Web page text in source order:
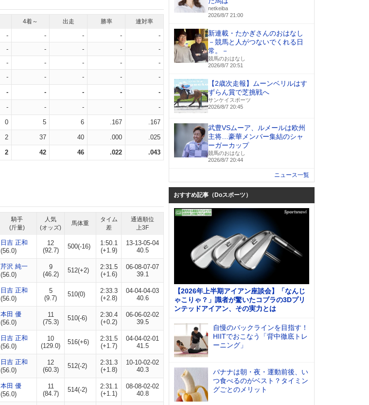
4着～ 出走 勝率 連対率
- - - -
-
- - - -
-
- - - -
-
- - - - -
- - - - -
- - - - -
0 5 6 .167 .167
2 37 40 .000 .025
2 42 46 .022 .043
騎手
(斤量)
人気
(オッズ)
馬体重
タイム
差
通過順位
上3F
日吉 正和
(56.0)
12
(92.7)
500(-16)
1:50.1
(+1.9)
13-13-05-04
40.5
芹沢 純一
(56.0)
9
(46.2)
512(+2)
2:31.5
(+1.6)
06-08-07-07
39.1
日吉 正和
(56.0)
5
(9.7)
510(0)
2:33.3
(+2.8)
04-04-04-03
40.6
本田 優
(56.0)
11
(75.3)
510(-6)
2:30.4
(+0.2)
06-06-02-02
39.5
日吉 正和
(56.0)
10
(129.0)
516(+6)
2:31.5
(+1.7)
04-04-02-01
41.5
日吉 正和
(56.0)
12
(60.3)
512(-2)
2:31.3
(+1.8)
10-10-02-02
40.3
本田 優
(56.0)
11
(84.7)
514(-2)
2:31.1
(+1.1)
08-08-02-02
40.8
netkeiba
2026/8/7 21:00
新連載・たかぎさんのおはなし
－競馬と人がつないでくれる日
常。－
競馬のおはなし
2026/8/7 20:51
【2歳次走報】ムーンベリルはす
ずらん賞で芝挑戦へ
サンケイスポーツ
2026/8/7 20:45
武豊VSムーア、ルメールは欧州
主将…豪華メンバー集結のシャ
ーガーカップ
競馬のおはなし
2026/8/7 20:44
ニュース一覧
おすすめ記事（Doスポーツ）
【2026年上半期アイアン座談会】「なんじ
ゃこりゃ？」識者が驚いたコブラの3Dプリ
ンテッドアイアン、その実力とは
自慢のバックラインを目指す！
HIITでおこなう「背中徹底トレ
ーニング」
バナナは朝・夜・運動前後、い
つ食べるのがベスト？タイミン
グごとのメリット